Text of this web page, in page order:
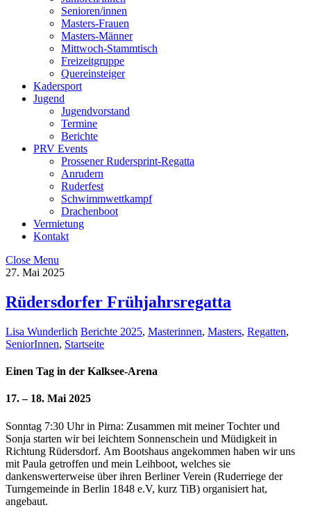
Senioren/innen
Masters-Frauen
Masters-Männer
Mittwoch-Stammtisch
Freizeitgruppe
Quereinsteiger
Kadersport
Jugend
Jugendvorstand
Termine
Berichte
PRV Events
Prossener Rudersprint-Regatta
Anrudern
Ruderfest
Schwimmwettkampf
Drachenboot
Vermietung
Kontakt
Close Menu
27. Mai 2025
Rüdersdorfer Frühjahrsregatta
Lisa Wunderlich Berichte 2025, Masterinnen, Masters, Regatten,
SeniorInnen, Startseite
Einen Tag in der Kalksee-Arena
17. – 18. Mai 2025
Sonntag 7:30 Uhr in Pirna: Zusammen mit meiner Tochter und
Sonja starten wir bei leichtem Sonnenschein und Müdigkeit in
Richtung Rüdersdorf. Am Bootshaus angekommen haben wir uns
mit Paula getroffen und mein Leihboot, welches sie
dankenswerterweise über ihren Berliner Verein (Ruderriege der
Turngemeinde in Berlin 1848 e.V, kurz TiB) organisiert hat,
angebaut.